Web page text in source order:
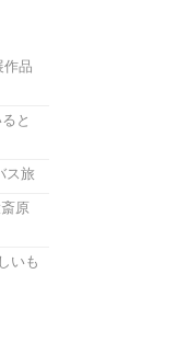
品
と
ス旅
原
いも